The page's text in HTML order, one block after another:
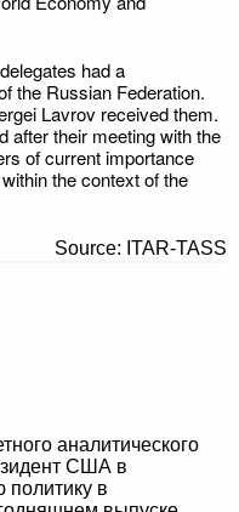
had a
the Russian Federation.
Lavrov received them.
after their meeting with the
of current importance
the context of the
Source: ITAR-TASS
аналитического
США в
политику в